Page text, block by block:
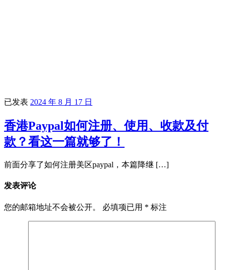
已发表 2024 年 8 月 17 日
香港Paypal如何注册、使用、收款及付
款？看这一篇就够了！
前面分享了如何注册美区paypal，本篇降继 […]
发表评论
您的邮箱地址不会被公开。 必填项已用 * 标注